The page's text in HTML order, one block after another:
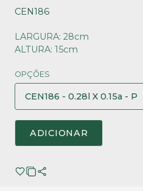
CEN186
LARGURA: 28cm
ALTURA: 15cm
OPÇÕES
ADICIONAR